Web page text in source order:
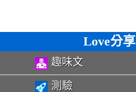
Love分享
趣味文
測驗